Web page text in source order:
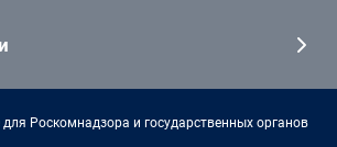
Роскомнадзора и государственных органов